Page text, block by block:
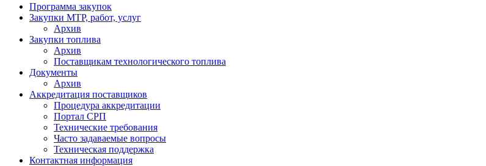
Программа закупок
Закупки МТР, работ, услуг
Архив
Закупки топлива
Архив
Поставщикам технологического топлива
Документы
Архив
Аккредитация поставщиков
Процедура аккредитации
Портал СРП
Технические требования
Часто задаваемые вопросы
Техническая поддержка
Контактная информация